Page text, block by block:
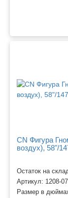
CN Фигура
воздух), 58"/
Остаток на
Артикул: 1208-
Размер в